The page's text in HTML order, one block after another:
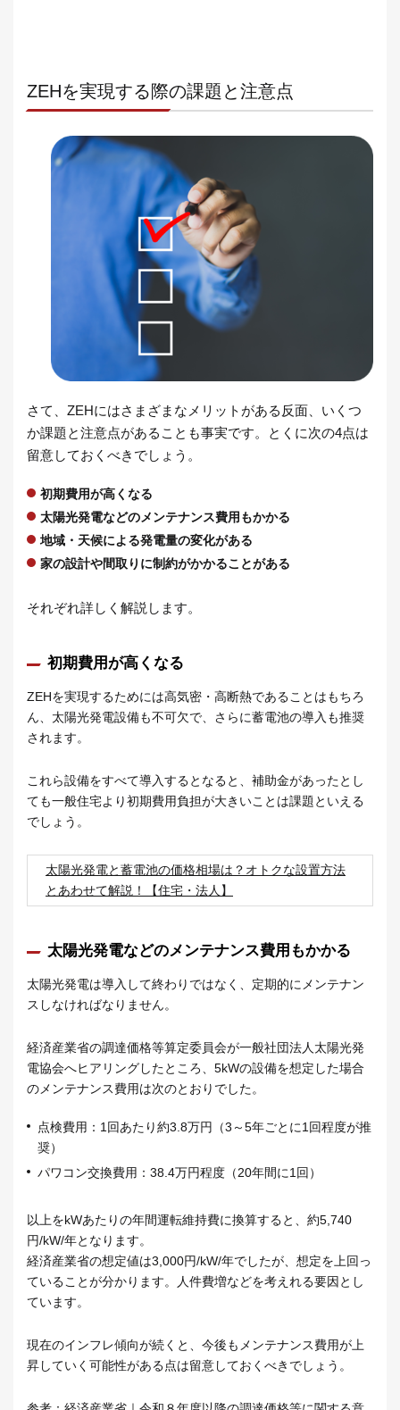
ZEHを実現する際の課題と注意点
さて、ZEHにはさまざまなメリットがある反面、いくつ
か課題と注意点があることも事実です。とくに次の4点は
留意しておくべきでしょう。
初期費用が高くなる
太陽光発電などのメンテナンス費用もかかる
地域・天候による発電量の変化がある
家の設計や間取りに制約がかかることがある
それぞれ詳しく解説します。
初期費用が高くなる
ZEHを実現するためには高気密・高断熱であることはもちろ
ん、太陽光発電設備も不可欠で、さらに蓄電池の導入も推奨
されます。
これら設備をすべて導入するとなると、補助金があったとし
ても一般住宅より初期費用負担が大きいことは課題といえる
でしょう。
太陽光発電と蓄電池の価格相場は？オトクな設置方法
とあわせて解説！【住宅・法人】
太陽光発電などのメンテナンス費用もかかる
太陽光発電は導入して終わりではなく、定期的にメンテナン
スしなければなりません。
経済産業省の調達価格等算定委員会が一般社団法人太陽光発
電協会へヒアリングしたところ、5kWの設備を想定した場合
のメンテナンス費用は次のとおりでした。
点検費用：1回あたり約3.8万円（3～5年ごとに1回程度が推
奨）
パワコン交換費用：38.4万円程度（20年間に1回）
以上をkWあたりの年間運転維持費に換算すると、約5,740
円/kW/年となります。
経済産業省の想定値は3,000円/kW/年でしたが、想定を上回っ
ていることが分かります。人件費増などを考えれる要因とし
ています。
現在のインフレ傾向が続くと、今後もメンテナンス費用が上
昇していく可能性がある点は留意しておくべきでしょう。